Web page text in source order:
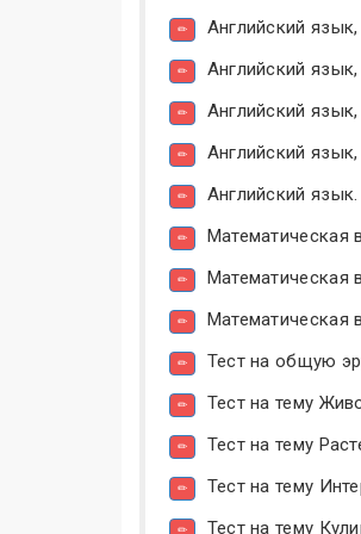
Английский
Английский
Английский
Английский
Английский
Математическая
Математическая
Математическая
Тест на общую
Тест на тему
Тест на тему
Тест на тему
Тест на тему